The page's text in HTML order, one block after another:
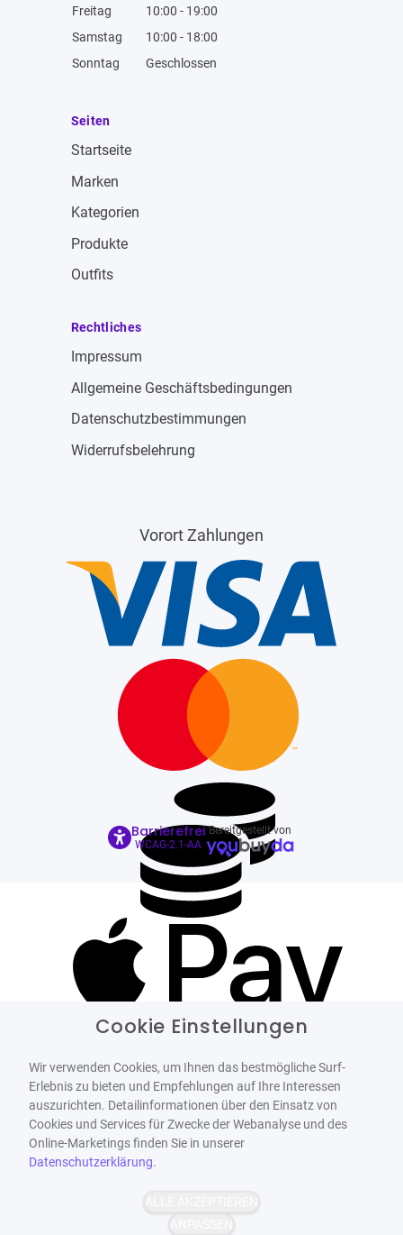
Freitag
10:00 - 19:00
Samstag
10:00 - 18:00
Sonntag
Geschlossen
Seiten
Startseite
Marken
Kategorien
Produkte
Outfits
Rechtliches
Impressum
Allgemeine Geschäftsbedingungen
Datenschutzbestimmungen
Widerrufsbelehrung
Vorort Zahlungen
Barrierefrei
WCAG-2.1-AA
Bereitgestellt von
Cookie Einstellungen
Wir verwenden Cookies, um Ihnen das bestmögliche Surf-
Erlebnis zu bieten und Empfehlungen auf Ihre Interessen
auszurichten. Detailinformationen über den Einsatz von
Cookies und Services für Zwecke der Webanalyse und des
Online-Marketings finden Sie in unserer
Datenschutzerklärung.
ALLE AKZEPTIEREN
ANPASSEN